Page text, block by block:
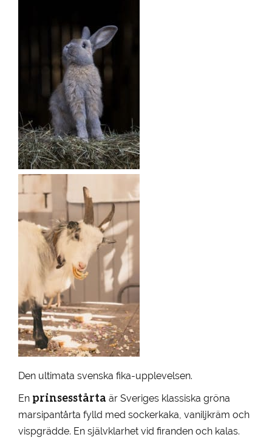
Den ultimata svenska fika-upplevelsen.
En prinsesstårta är Sveriges klassiska gröna
marsipantårta fylld med sockerkaka, vaniljkräm och
vispgrädde. En självklarhet vid firanden och kalas.